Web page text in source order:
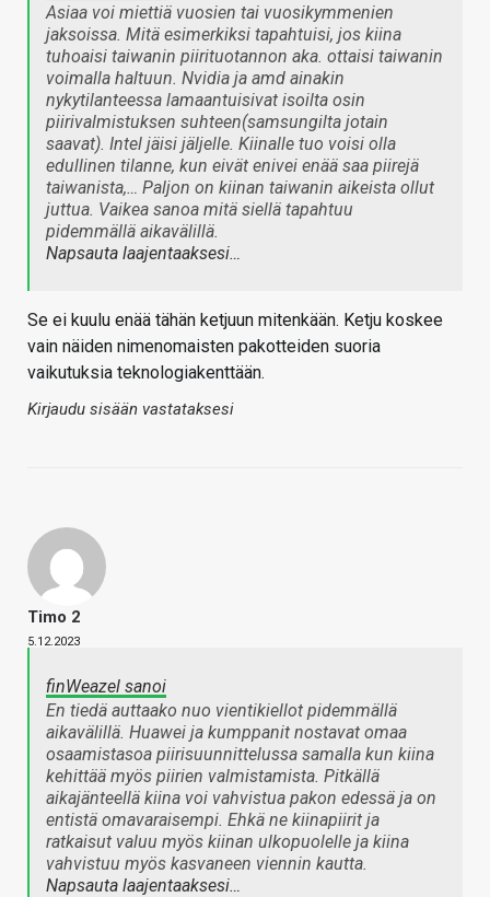
Asiaa voi miettiä vuosien tai vuosikymmenien
jaksoissa. Mitä esimerkiksi tapahtuisi, jos kiina
tuhoaisi taiwanin piirituotannon aka. ottaisi taiwanin
voimalla haltuun. Nvidia ja amd ainakin
nykytilanteessa lamaantuisivat isoilta osin
piirivalmistuksen suhteen(samsungilta jotain
saavat). Intel jäisi jäljelle. Kiinalle tuo voisi olla
edullinen tilanne, kun eivät enivei enää saa piirejä
taiwanista,… Paljon on kiinan taiwanin aikeista ollut
juttua. Vaikea sanoa mitä siellä tapahtuu
pidemmällä aikavälillä.
Napsauta laajentaaksesi…
Se ei kuulu enää tähän ketjuun mitenkään. Ketju koskee
vain näiden nimenomaisten pakotteiden suoria
vaikutuksia teknologiakenttään.
Kirjaudu sisään vastataksesi
Timo 2
5.12.2023
finWeazel sanoi
En tiedä auttaako nuo vientikiellot pidemmällä
aikavälillä. Huawei ja kumppanit nostavat omaa
osaamistasoa piirisuunnittelussa samalla kun kiina
kehittää myös piirien valmistamista. Pitkällä
aikajänteellä kiina voi vahvistua pakon edessä ja on
entistä omavaraisempi. Ehkä ne kiinapiirit ja
ratkaisut valuu myös kiinan ulkopuolelle ja kiina
vahvistuu myös kasvaneen viennin kautta.
Napsauta laajentaaksesi…